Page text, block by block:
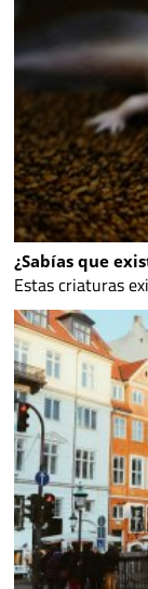
¿Sabías que
Estas criaturas